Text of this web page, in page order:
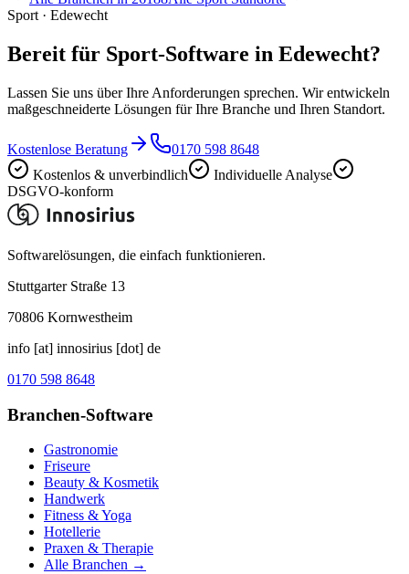
Sport · Edewecht
Bereit für Sport-Software in Edewecht?
Lassen Sie uns über Ihre Anforderungen sprechen. Wir entwickeln
maßgeschneiderte Lösungen für Ihre Branche und Ihren Standort.
Kostenlose Beratung
0170 598 8648
Kostenlos & unverbindlich
Individuelle Analyse
DSGVO-konform
Softwarelösungen, die einfach funktionieren.
Stuttgarter Straße 13
70806 Kornwestheim
info [at] innosirius [dot] de
0170 598 8648
Branchen-Software
Gastronomie
Friseure
Beauty & Kosmetik
Handwerk
Fitness & Yoga
Hotellerie
Praxen & Therapie
Alle Branchen →